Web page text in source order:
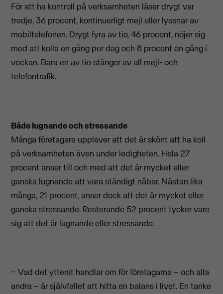
För att ha kontroll på verksamheten läser drygt var
tredje, 36 procent, kontinuerligt mejl eller lyssnar av
mobiltelefonen. Drygt fyra av tio, 46 procent, nöjer sig
med att kolla en gång per dag och 8 procent en gång i
veckan. Bara en av tio stänger av all mejl- och
telefontrafik.
Både lugnande och stressande
Många företagare upplever att det är skönt att ha koll
på verksamheten även under ledigheten. Hela 27
procent anser till och med att det är mycket eller
ganska lugnande att vara ständigt nåbar. Nästan lika
många, 21 procent, anser dock att det är mycket eller
ganska stressande. Resterande 52 procent tycker vare
sig att det är lugnande eller stressande.
− Vad det ytterst handlar om för företagarna – och alla
andra – är självfallet att hitta en balans i livet. En tanke